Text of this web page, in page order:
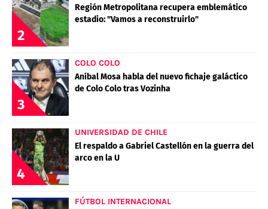
2
Región Metropolitana recupera emblemático
estadio: "Vamos a reconstruirlo"
3
COLO COLO
Aníbal Mosa habla del nuevo fichaje galáctico
de Colo Colo tras Vozinha
4
UNIVERSIDAD DE CHILE
El respaldo a Gabriel Castellón en la guerra del
arco en la U
FÚTBOL INTERNACIONAL